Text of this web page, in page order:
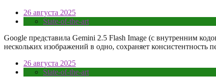
26 августа 2025
State-of-the-art
Google представила Gemini 2.5 Flash Image (с внутренним
нескольких изображений в одно, сохраняет
26 августа 2025
State-of-the-art